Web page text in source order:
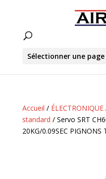
Sélectionner une page
Accueil / ÉLECTRONIQUE
standard / Servo SRT
20KG/0.09SEC PIGNONS